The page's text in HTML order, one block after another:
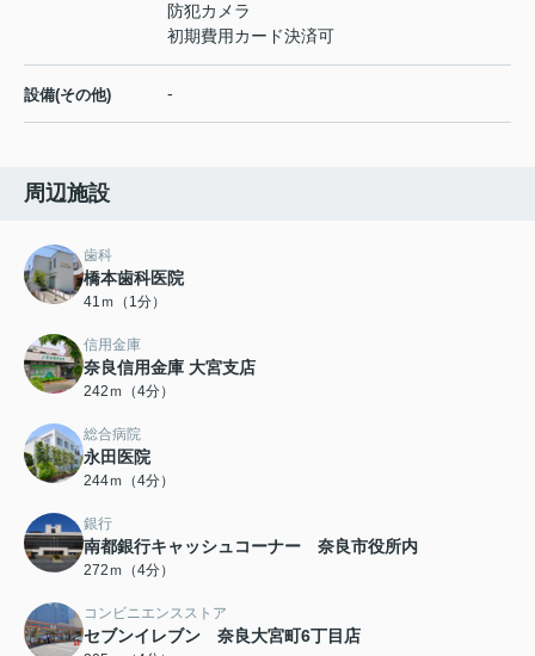
防犯カメラ
初期費用カード決済可
設備(その他) -
周辺施設
歯科
橋本歯科医院
41ｍ（1分）
信用金庫
奈良信用金庫 大宮支店
242ｍ（4分）
総合病院
永田医院
244ｍ（4分）
銀行
南都銀行キャッシュコーナー 奈良市役所内
272ｍ（4分）
コンビニエンスストア
セブンイレブン 奈良大宮町6丁目店